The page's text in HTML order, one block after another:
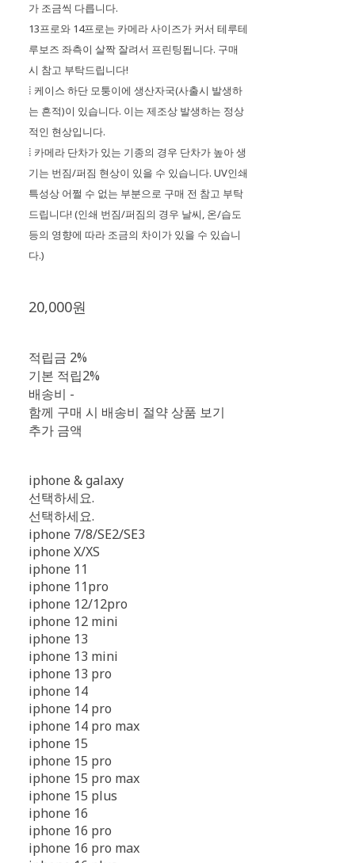
가 조금씩 다릅니다.
13프로와 14프로는 카메라 사이즈가 커서 테루테
루보즈 좌측이 살짝 잘려서 프린팅됩니다. 구매
시 참고 부탁드립니다!
⁞ 케이스 하단 모퉁이에 생산자국(사출시 발생하
는 흔적)이 있습니다. 이는 제조상 발생하는 정상
적인 현상입니다.
⁞ 카메라 단차가 있는 기종의 경우 단차가 높아 생
기는 번짐/퍼짐 현상이 있을 수 있습니다. UV인쇄
특성상 어쩔 수 없는 부분으로 구매 전 참고 부탁
드립니다! (인쇄 번짐/퍼짐의 경우 날씨, 온/습도
등의 영향에 따라 조금의 차이가 있을 수 있습니
다.)
20,000원
적립금 2%
기본 적립2%
배송비 -
함께 구매 시 배송비 절약 상품 보기
추가 금액
iphone & galaxy
선택하세요.
선택하세요.
iphone 7/8/SE2/SE3
iphone X/XS
iphone 11
iphone 11pro
iphone 12/12pro
iphone 12 mini
iphone 13
iphone 13 mini
iphone 13 pro
iphone 14
iphone 14 pro
iphone 14 pro max
iphone 15
iphone 15 pro
iphone 15 pro max
iphone 15 plus
iphone 16
iphone 16 pro
iphone 16 pro max